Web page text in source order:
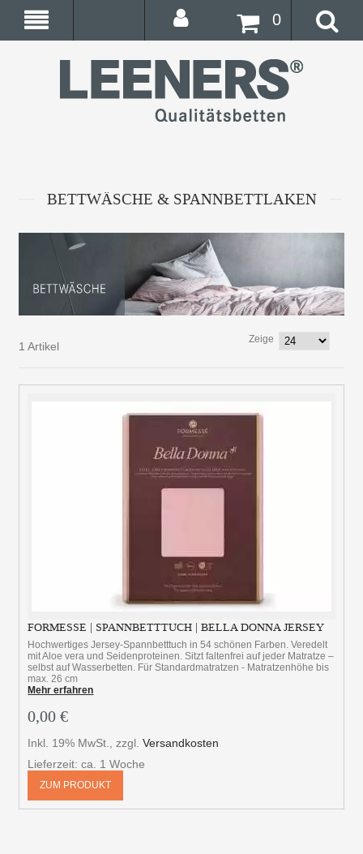
0
BETTWÄSCHE & SPANNBETTLAKEN
1 Artikel
Zeige
FORMESSE | SPANNBETTTUCH | BELLA DONNA JERSEY
Hochwertiges Jersey-Spannbetttuch in 54 schönen Farben. Veredelt
mit Aloe vera und Seidenproteinen. Sitzt faltenfrei auf jeder Matratze –
selbst auf Wasserbetten. Für Standardmatratzen - Matratzenhöhe bis
max. 26 cm
Mehr erfahren
0,00 €
Inkl. 19% MwSt. ,zzgl.Versandkosten
Lieferzeit: ca. 1 Woche
ZUM PRODUKT